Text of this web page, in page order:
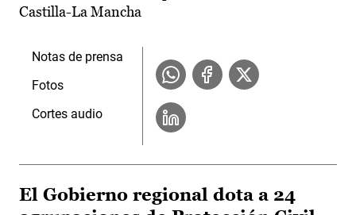
Castilla-La Mancha
Notas de prensa
Fotos
Cortes audio
El Gobierno regional dota a 24